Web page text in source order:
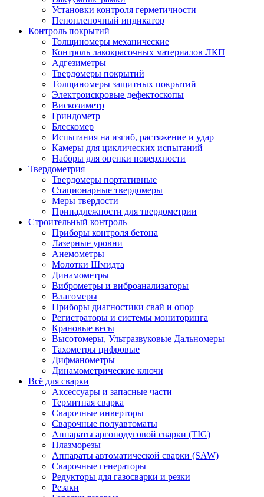
Установки контроля герметичности
Пенопленочный индикатор
Контроль покрытий
Толщиномеры механические
Контроль лакокрасочных материалов ЛКП
Адгезиметры
Твердомеры покрытий
Толщиномеры защитных покрытий
Электроискровые дефектоскопы
Вискозиметр
Гриндометр
Блескомер
Испытания на изгиб, растяжение и удар
Камеры для циклических испытаний
Наборы для оценки поверхности
Твердометрия
Твердомеры портативные
Стационарные твердомеры
Меры твердости
Принадлежности для твердометрии
Строительный контроль
Приборы контроля бетона
Лазерные уровни
Анемометры
Молотки Шмидта
Динамометры
Виброметры и виброанализаторы
Влагомеры
Приборы диагностики свай и опор
Регистраторы и системы мониторинга
Крановые весы
Высотомеры, Ультразвуковые Дальномеры
Тахометры цифровые
Дифманометры
Динамометрические ключи
Всё для сварки
Аксессуары и запасные части
Термитная сварка
Сварочные инверторы
Сварочные полуавтоматы
Аппараты аргонодуговой сварки (TIG)
Плазморезы
Аппараты автоматической сварки (SAW)
Сварочные генераторы
Редукторы для газосварки и резки
Резаки